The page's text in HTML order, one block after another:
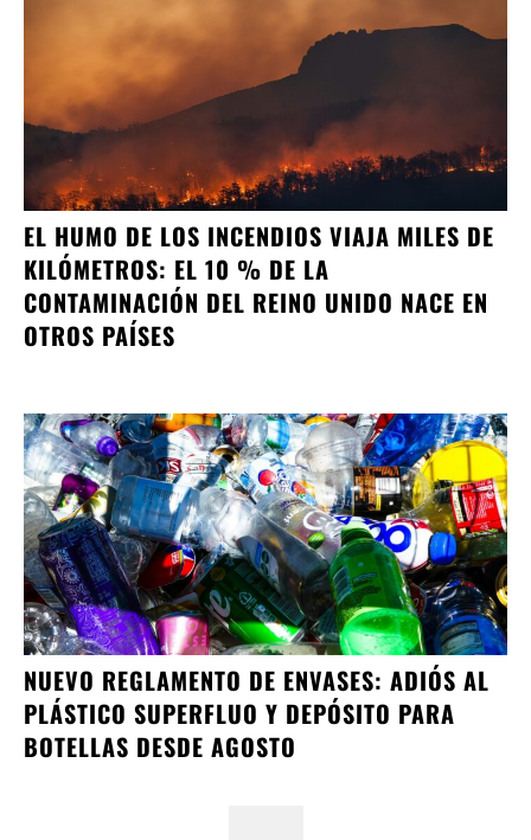
EL HUMO DE LOS INCENDIOS VIAJA MILES DE
KILÓMETROS: EL 10 % DE LA
CONTAMINACIÓN DEL REINO UNIDO NACE EN
OTROS PAÍSES
NUEVO REGLAMENTO DE ENVASES: ADIÓS AL
PLÁSTICO SUPERFLUO Y DEPÓSITO PARA
BOTELLAS DESDE AGOSTO